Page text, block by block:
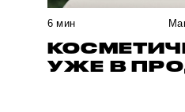
6 мин
УЖЕ В